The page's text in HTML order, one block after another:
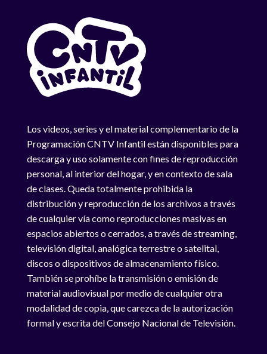
Los videos, series y el material complementario de la
Programación CNTV Infantil están disponibles para
descarga y uso solamente con fines de reproducción
personal, al interior del hogar, y en contexto de sala
de clases. Queda totalmente prohibida la
distribución y reproducción de los archivos a través
de cualquier vía como reproducciones masivas en
espacios abiertos o cerrados, a través de streaming,
televisión digital, analógica terrestre o satelital,
discos o dispositivos de almacenamiento físico.
También se prohíbe la transmisión o emisión de
material audiovisual por medio de cualquier otra
modalidad de copia, que carezca de la autorización
formal y escrita del Consejo Nacional de Televisión.